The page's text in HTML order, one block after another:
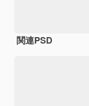
関連PSD